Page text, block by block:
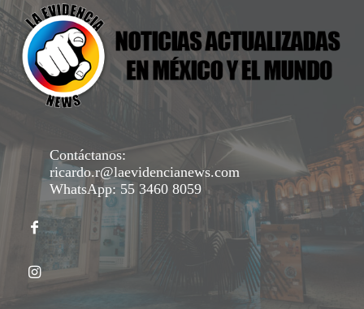
Contáctanos:
ricardo.r@laevidencianews.com
WhatsApp: 55 3460 8059